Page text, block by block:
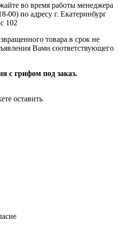
во время работы менеджера
00) по адресу г. Екатеринбург
102
товара в срок не
Вами соответствующего
с грифом под заказ.
оставить